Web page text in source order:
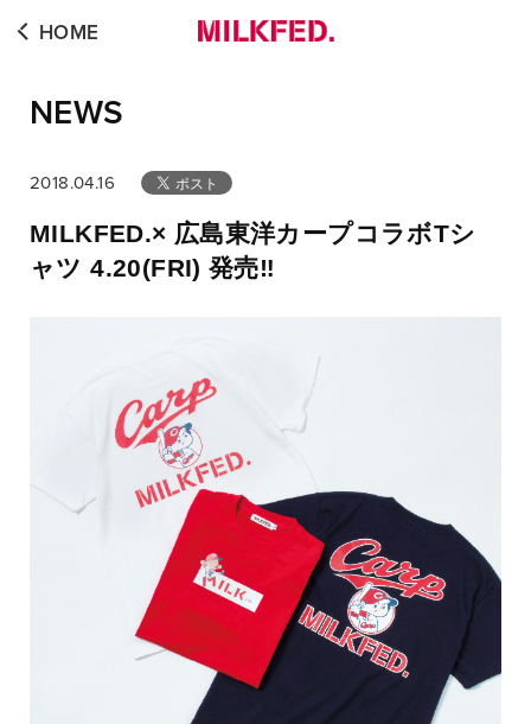
NEWS
HOME
2018.04.16
MILKFED.× 広島東洋カープコラボTシ
ャツ 4.20(FRI) 発売‼